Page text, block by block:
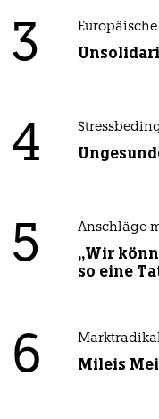
3
4
5 Anschläge
„Wir
so eine
6 Mileis